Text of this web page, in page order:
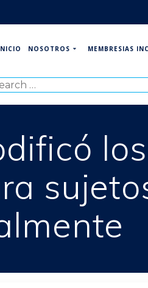
NOSOTROS MEMBRESIAS